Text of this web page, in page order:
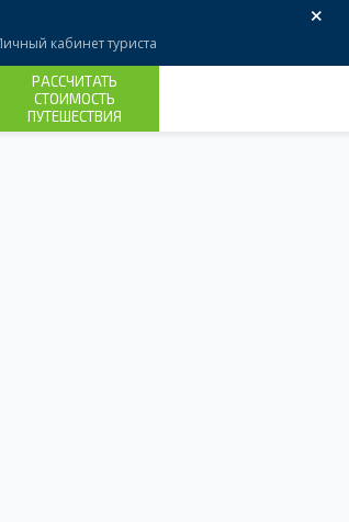
×
кабинет туриста
РАССЧИТАТЬ
СТОИМОСТЬ
ПУТЕШЕСТВИЯ